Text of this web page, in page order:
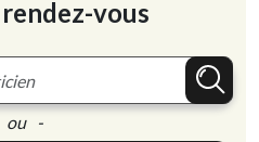
vous
ou -